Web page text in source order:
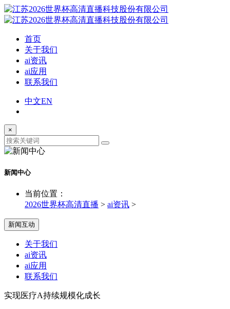
首页
关于我们
ai资讯
ai应用
联系我们
中文EN
×
新闻中心
当前位置：
2026世界杯高清直播 > ai资讯 >
新闻互动
关于我们
ai资讯
ai应用
联系我们
实现医疗A持续规模化成长